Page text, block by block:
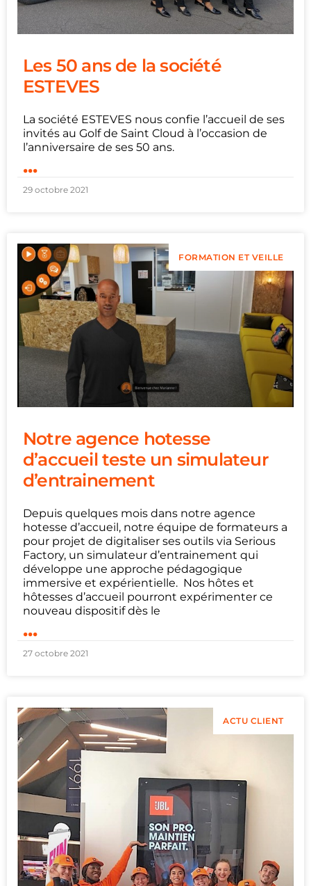
Les 50 ans de la société
ESTEVES
La société ESTEVES nous confie l’accueil de ses
invités au Golf de Saint Cloud à l’occasion de
l’anniversaire de ses 50 ans.
...
29 octobre 2021
FORMATION ET VEILLE
Notre agence hotesse
d’accueil teste un simulateur
d’entrainement
Depuis quelques mois dans notre agence
hotesse d’accueil, notre équipe de formateurs a
pour projet de digitaliser ses outils via Serious
Factory, un simulateur d’entrainement qui
développe une approche pédagogique
immersive et expérientielle. Nos hôtes et
hôtesses d’accueil pourront expérimenter ce
nouveau dispositif dès le
...
27 octobre 2021
ACTU CLIENT